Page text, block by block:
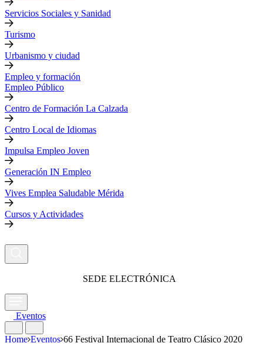
Servicios Sociales y Sanidad
Turismo
Urbanismo y ciudad
Empleo y formación
Empleo Público
Centro de Formación La Calzada
Centro Local de Idiomas
Impulsa Empleo Joven
Generación IN Empleo
Vives Emplea Saludable Mérida
Cursos y Actividades
SEDE ELECTRÓNICA
Eventos
Home Eventos 66 Festival Internacional de Teatro Clásico 2020